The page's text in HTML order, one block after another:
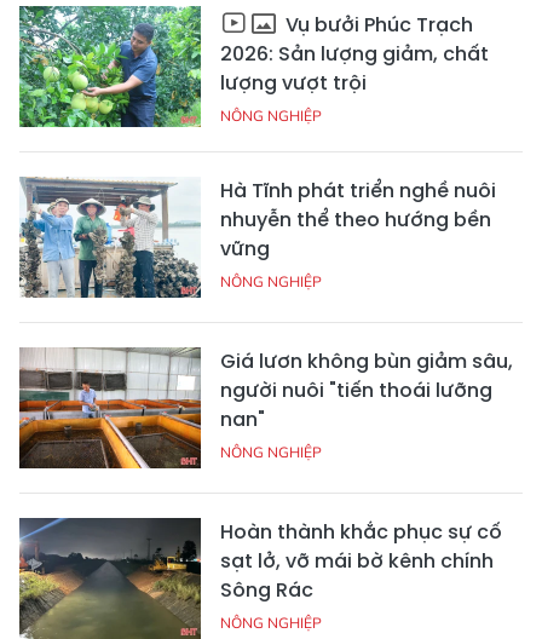
Vụ bưởi Phúc Trạch
2026: Sản lượng giảm, chất
lượng vượt trội
NÔNG NGHIỆP
Hà Tĩnh phát triển nghề nuôi
nhuyễn thể theo hướng bền
vững
NÔNG NGHIỆP
Giá lươn không bùn giảm sâu,
người nuôi "tiến thoái lưỡng
nan"
NÔNG NGHIỆP
Hoàn thành khắc phục sự cố
sạt lở, vỡ mái bờ kênh chính
Sông Rác
NÔNG NGHIỆP